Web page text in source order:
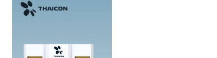
и контроль, чтобы создавать пространство
с умным климатом. В нем человек не замечает